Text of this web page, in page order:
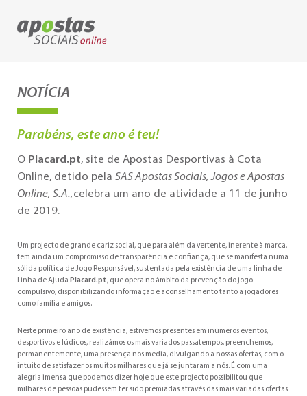
NOTÍCIA
Parabéns, este ano é teu!
O Placard.pt, site de Apostas Desportivas à Cota
Online, detido pela SAS Apostas Sociais, Jogos e Apostas
Online, S.A.,celebra um ano de atividade a 11 de junho
de 2019.
Um projecto de grande cariz social, que para além da vertente, inerente à marca,
tem ainda um compromisso de transparência e confiança, que se manifesta numa
sólida política de Jogo Responsável, sustentada pela existência de uma linha de
Linha de Ajuda Placard.pt, que opera no âmbito da prevenção do jogo
compulsivo, disponibilizando informação e aconselhamento tanto a jogadores
como família e amigos.
Neste primeiro ano de existência, estivemos presentes em inúmeros eventos,
desportivos e lúdicos, realizámos os mais variados passatempos, preenchemos,
permanentemente, uma presença nos media, divulgando a nossas ofertas, com o
intuito de satisfazer os muitos milhares que já se juntaram a nós. É com uma
alegria imensa que podemos dizer hoje que este projecto possibilitou que
milhares de pessoas pudessem ter sido premiadas através das mais variadas ofertas